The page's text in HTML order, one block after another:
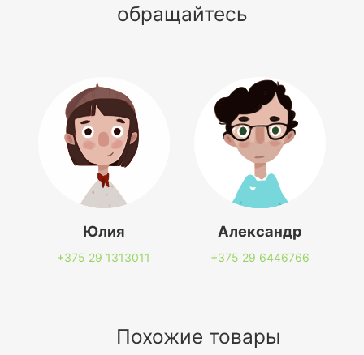
обращайтесь
Юлия
+375 29 1313011
Александр
+375 29 6446766
Похожие товары